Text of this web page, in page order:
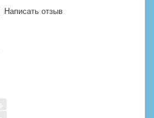
Написать отзыв